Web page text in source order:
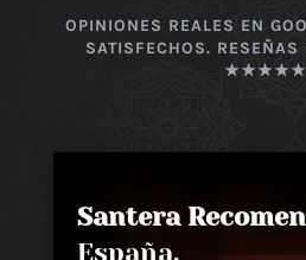
OPINIONES REALES EN
SATISFECHOS.
★★★★★
Santera
España,